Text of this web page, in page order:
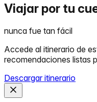
Viajar por tu
nunca fue tan fácil
Accede al itinerario de
recomendaciones listas
Descargar itinerario